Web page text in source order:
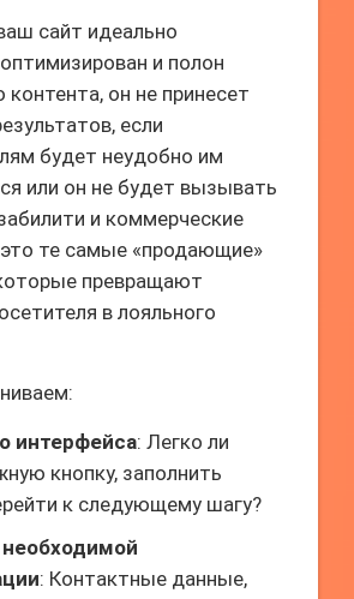
сайт идеально
и полон
контента, он не принесет
если
будет неудобно им
или он не будет вызывать
и коммерческие
те самые «продающие»
превращают
в лояльного
интерфейса: Легко ли
кнопку, заполнить
к следующему шагу?
: Контактные данные,